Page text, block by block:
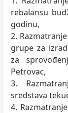
rebalansu
godinu,
2.
grupe za
za
Petrovac,
3.
sredstava
4.